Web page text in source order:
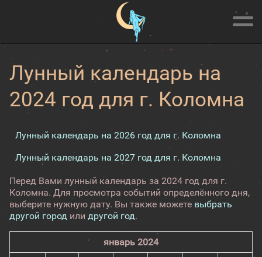
Лунный календарь на
2024 год для г. Коломна
Лунный календарь на 2026 год для г. Коломна
Лунный календарь на 2027 год для г. Коломна
Перед Вами лунный календарь за 2024 год для г.
Коломна. Для просмотра событий определённого дня,
выберите нужную дату. Вы также можете выбрать
другой город или другой год.
январь 2024